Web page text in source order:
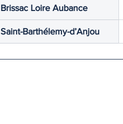
Brissac Loire Aubance
Saint-Barthélemy-d’Anjou